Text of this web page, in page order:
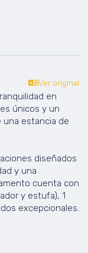
Ver original
en
únicos y un
una estancia de
diseñados
y una
cuenta con
y estufa), 1
excepcionales.